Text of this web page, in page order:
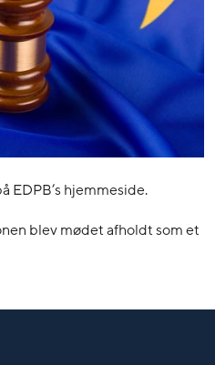
EDPB’s hjemmeside.
blev mødet afholdt som et